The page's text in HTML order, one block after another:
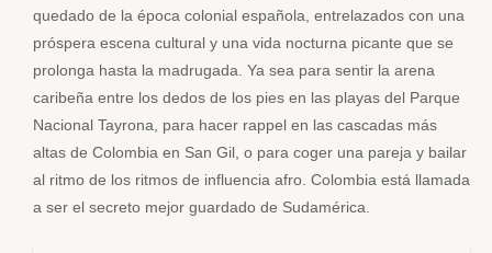
quedado de la época colonial española, entrelazados con una
próspera escena cultural y una vida nocturna picante que se
prolonga hasta la madrugada. Ya sea para sentir la arena
caribeña entre los dedos de los pies en las playas del Parque
Nacional Tayrona, para hacer rappel en las cascadas más
altas de Colombia en San Gil, o para coger una pareja y bailar
al ritmo de los ritmos de influencia afro. Colombia está llamada
a ser el secreto mejor guardado de Sudamérica.